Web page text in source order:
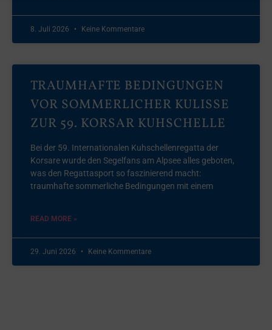
8. Juli 2026 Keine Kommentare
TRAUMHAFTE BEDINGUNGEN
VOR SOMMERLICHER KULISSE
ZUR 59. KORSAR KUHSCHELLE
Bei der 59. Internationalen Kuhschellenregatta der
Korsare wurde den Segelfans am Alpsee alles geboten,
was den Regattasport so faszinierend macht:
traumhafte sommerliche Bedingungen mit einem
READ MORE »
29. Juni 2026 Keine Kommentare